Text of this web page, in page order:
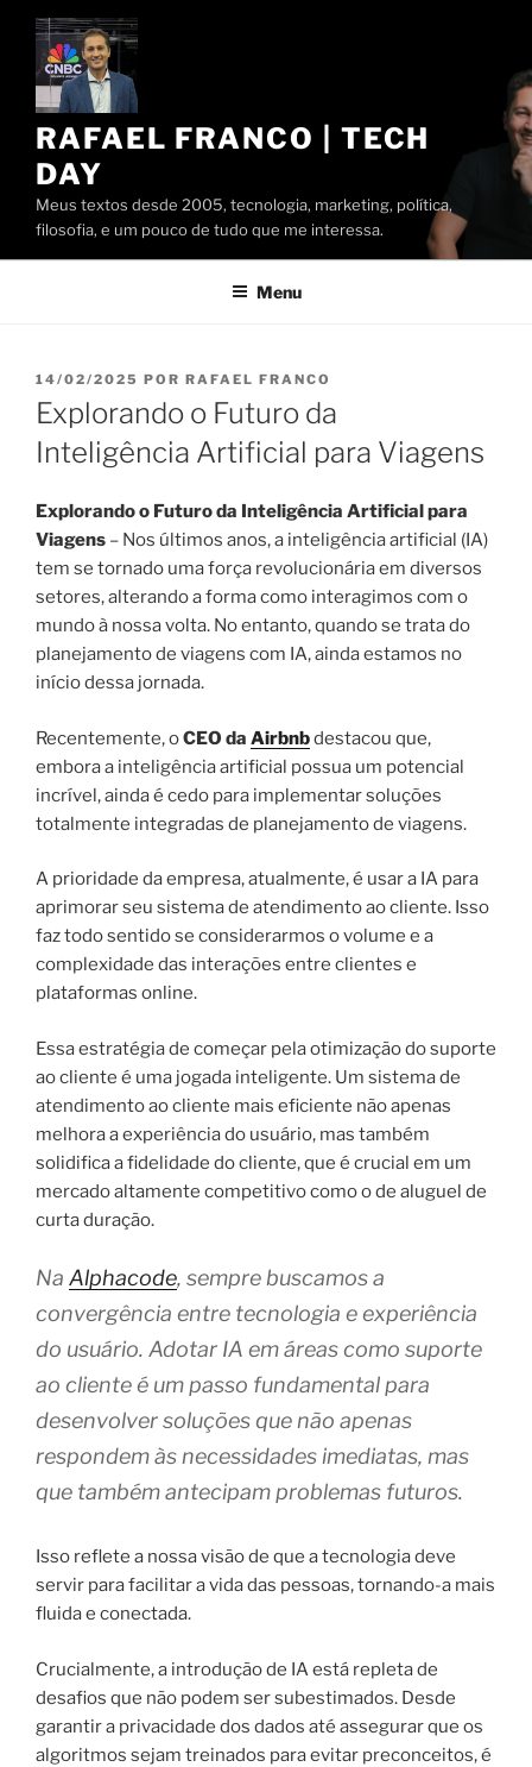
Pular
conteúdo
RAFAEL FRANCO | TECH
DAY
Meus textos desde 2005, tecnologia, marketing, política,
filosofia, e um pouco de tudo que me interessa.
Menu
PUBLICADO
EM
14/02/2025 POR RAFAEL FRANCO
Explorando o Futuro da
Inteligência Artificial para Viagens
Explorando o Futuro da Inteligência Artificial para
Viagens – Nos últimos anos, a inteligência artificial (IA)
tem se tornado uma força revolucionária em diversos
setores, alterando a forma como interagimos com o
mundo à nossa volta. No entanto, quando se trata do
planejamento de viagens com IA, ainda estamos no
início dessa jornada.
Recentemente, oCEO da Airbnbdestacou que,
embora a inteligência artificial possua um potencial
incrível, ainda é cedo para implementar soluções
totalmente integradas de planejamento de viagens.
A prioridade da empresa, atualmente, é usar a IA para
aprimorar seu sistema de atendimento ao cliente. Isso
faz todo sentido se considerarmos o volume e a
complexidade das interações entre clientes e
plataformas online.
Essa estratégia de começar pela otimização do suporte
ao cliente é uma jogada inteligente. Um sistema de
atendimento ao cliente mais eficiente não apenas
melhora a experiência do usuário, mas também
solidifica a fidelidade do cliente, que é crucial em um
mercado altamente competitivo como o de aluguel de
curta duração.
Na Alphacode, sempre buscamos a
convergência entre tecnologia e experiência
do usuário. Adotar IA em áreas como suporte
ao cliente é um passo fundamental para
desenvolver soluções que não apenas
respondem às necessidades imediatas, mas
que também antecipam problemas futuros.
Isso reflete a nossa visão de que a tecnologia deve
servir para facilitar a vida das pessoas, tornando-a mais
fluida e conectada.
Crucialmente, a introdução de IA está repleta de
desafios que não podem ser subestimados. Desde
garantir a privacidade dos dados até assegurar que os
algoritmos sejam treinados para evitar preconceitos, é